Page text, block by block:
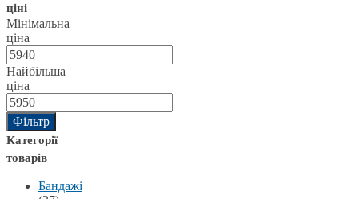
ціні
Мінімальна
ціна
Найбільша
ціна
Фільтр
Категорії
товарів
Бандажі